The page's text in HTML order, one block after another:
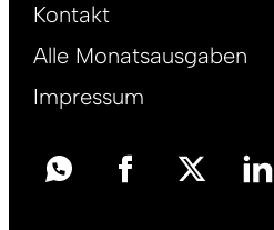
Kontakt
Alle Monatsausgaben
Impressum